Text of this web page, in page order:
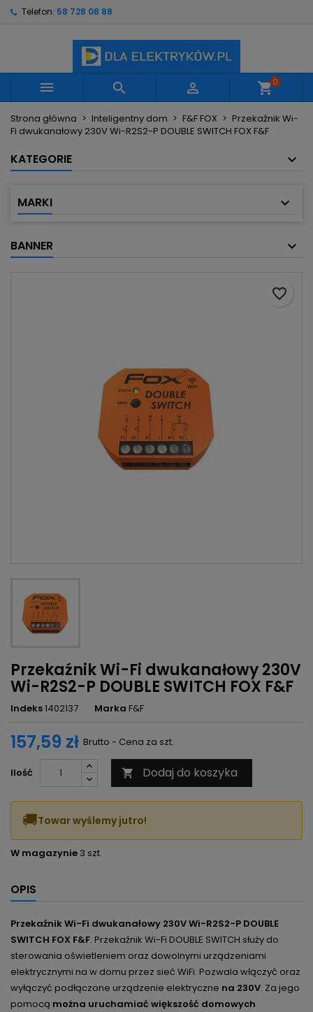
Telefon: 58 728 08 88
   shopping_cart0
Strona główna Inteligentny dom F&F FOX
Przekaźnik Wi-
Fi dwukanałowy 230V Wi-R2S2-P DOUBLE SWITCH FOX F&F
KATEGORIE
MARKI
BANNER
Przekaźnik Wi-Fi dwukanałowy 230V
Wi-R2S2-P DOUBLE SWITCH FOX F&F
Indeks1402137 Marka F&F
157,59 zł Brutto - Cena za szt.
Ilość  Dodaj do koszyka
favorite_border
🚚Towar wyślemy jutro!
W magazynie 3 szt.
OPIS
Przekaźnik Wi-Fi dwukanałowy 230V Wi-R2S2-P DOUBLE
SWITCH FOX F&F. Przekaźnik Wi-Fi DOUBLE SWITCH służy do
sterowania oświetleniem oraz dowolnymi urządzeniami
elektrycznymi na w domu przez sieć WiFi. Pozwala włączyć oraz
wyłączyć podłączone urządzenie elektryczne na 230V. Za jego
pomocą można uruchamiać większość domowych
Utwórz nową listę
Nazwa listy życzeń
Anuluj Utwórz listę życzeń
Musisz być zalogowany by zapisać produkty na
swojej liście życzeń.
Anuluj Zaloguj się